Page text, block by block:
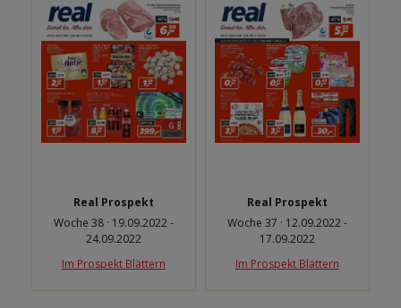
Real Prospekt
Woche 38 · 19.09.2022 -
24.09.2022
Im Prospekt Blättern
Real Prospekt
Woche 37 · 12.09.2022 -
17.09.2022
Im Prospekt Blättern